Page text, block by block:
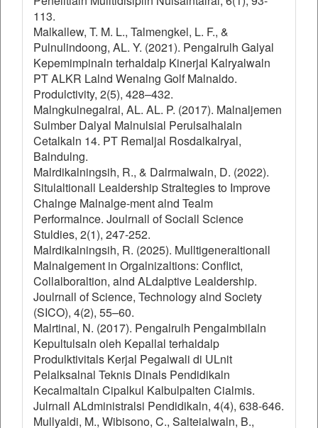
113.
Malkallew, T. M. L., Talmengkel, L. F., &
Pulnulindoong, AL. Y. (2021). Pengalrulh Galyal
Kepemimpinaln terhaldalp Kinerjal Kalryalwaln
PT ALKR Lalnd Wenalng Golf Malnaldo.
Produlctivity, 2(5), 428–432.
Malngkulnegalral, AL. AL. P. (2017). Malnaljemen
Sulmber Dalyal Malnulsial Perulsalhalaln
Cetalkaln 14. PT Remaljal Rosdalkalryal,
Balndulng.
Malrdikalningsih, R., & Dalrmalwaln, D. (2022).
Situlaltionall Lealdership Straltegies to Improve
Chalnge Malnalge-ment alnd Tealm
Performalnce. Joulrnall of Sociall Science
Stuldies, 2(1), 247-252.
Malrdikalningsih, R. (2025). Mulltigeneraltionall
Malnalgement in Orgalnizaltions: Conflict,
Collalboraltion, alnd ALdalptive Lealdership.
Joulrnall of Science, Technology alnd Society
(SICO), 4(2), 55–60.
Malrtinal, N. (2017). Pengalrulh Pengalmbilaln
Kepultulsaln oleh Kepallal terhaldalp
Produlktivitals Kerjal Pegalwali di ULnit
Pelalksalnal Teknis Dinals Pendidikaln
Kecalmaltaln Cipalkul Kalbulpalten Cialmis.
Julrnall ALdministralsi Pendidikaln, 4(4), 638-646.
Mullyaldi, M., Wibisono, C., Salteialwaln, B.,